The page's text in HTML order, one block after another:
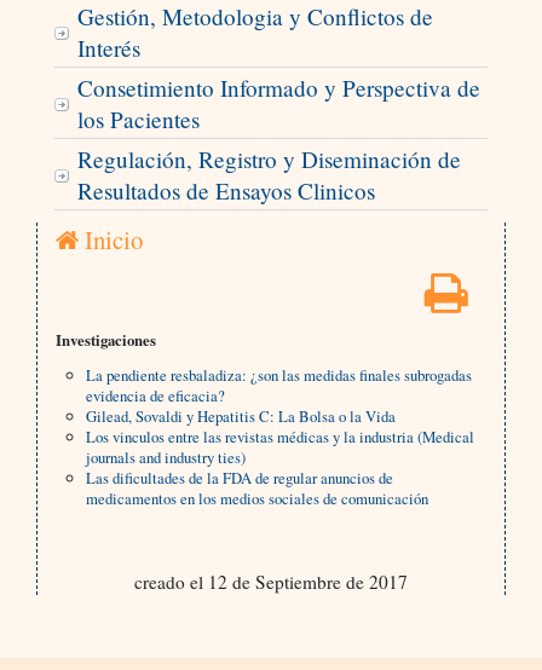
Gestión, Metodologia y Conflictos de
Interés
Consetimiento Informado y Perspectiva de
los Pacientes
Regulación, Registro y Diseminación de
Resultados de Ensayos Clinicos
Inicio
Investigaciones
La pendiente resbaladiza: ¿son las medidas finales subrogadas
evidencia de eficacia?
Gilead, Sovaldi y Hepatitis C: La Bolsa o la Vida
Los vinculos entre las revistas médicas y la industria (Medical
journals and industry ties)
Las dificultades de la FDA de regular anuncios de
medicamentos en los medios sociales de comunicación
creado el 12 de Septiembre de 2017